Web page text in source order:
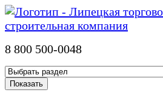
8 800 500-0048